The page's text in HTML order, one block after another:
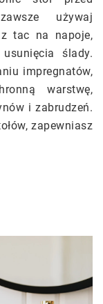
używaj
tac na napoje,
ślady.
impregnatów,
warstwę,
i zabrudzeń.
zapewniasz